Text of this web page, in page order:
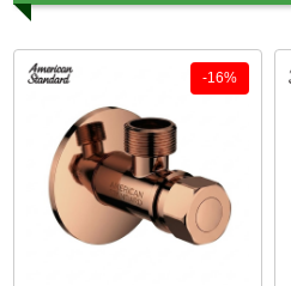
-16%